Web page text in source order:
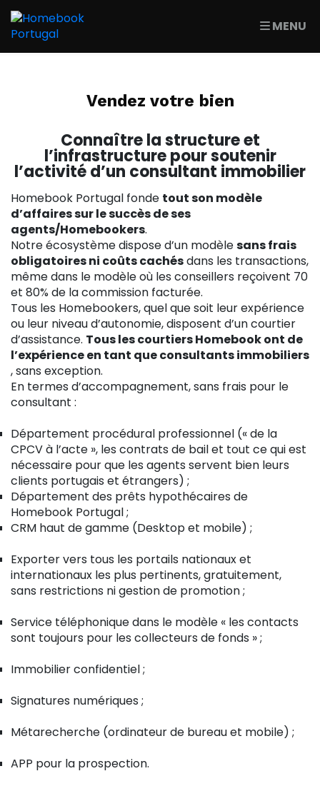
MENU
Vendez votre bien
Connaître la structure et
l’infrastructure pour soutenir
l’activité d’un consultant immobilier
Homebook Portugal fonde tout son modèle
d’affaires sur le succès de ses
agents/Homebookers.
Notre écosystème dispose d’un modèlesans frais
obligatoires ni coûts cachésdans les transactions,
même dans le modèle où les conseillers reçoivent 70
et 80% de la commission facturée.
Tous les Homebookers, quel que soit leur expérience
ou leur niveau d’autonomie, disposent d’un courtier
d’assistance. Tous les courtiers Homebook ont de
l’expérience en tant que consultants immobiliers
, sans exception.
En termes d’accompagnement, sans frais pour le
consultant :
Département procédural professionnel (« de la
CPCV à l’acte », les contrats de bail et tout ce qui est
nécessaire pour que les agents servent bien leurs
clients portugais et étrangers) ;
Département des prêts hypothécaires de
Homebook Portugal ;
CRM haut de gamme (Desktop et mobile) ;
Exporter vers tous les portails nationaux et
internationaux les plus pertinents, gratuitement,
sans restrictions ni gestion de promotion ;
Service téléphonique dans le modèle « les contacts
sont toujours pour les collecteurs de fonds » ;
Immobilier confidentiel ;
Signatures numériques ;
Métarecherche (ordinateur de bureau et mobile) ;
APP pour la prospection.